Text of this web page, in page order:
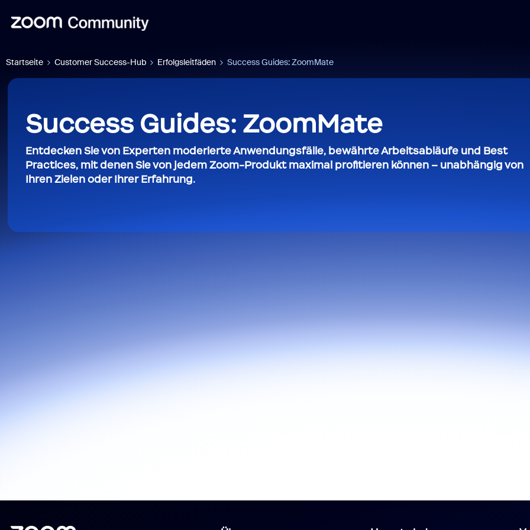
Startseite Customer Success-Hub Erfolgsleitfäden Success Guides: ZoomMate
Success Guides: ZoomMate
Entdecken Sie von Experten moderierte Anwendungsfälle, bewährte Arbeitsabläufe und Best
Practices, mit denen Sie von jedem Zoom-Produkt maximal profitieren können – unabhängig von
Ihren Zielen oder Ihrer Erfahrung.